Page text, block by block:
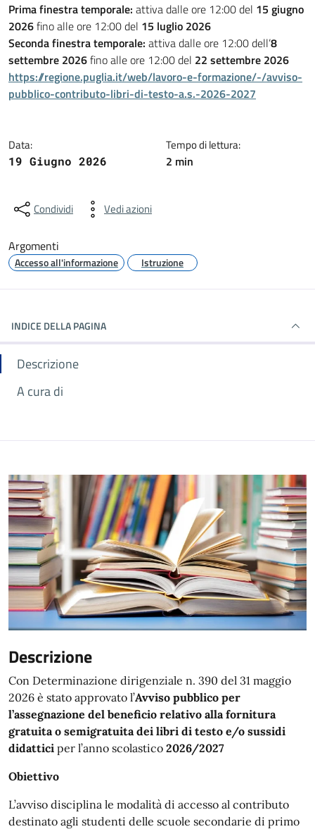
Prima finestra temporale: attiva dalle ore 12:00 del 15 giugno
2026fino alle ore 12:00 del 15 luglio 2026
Seconda finestra temporale: attiva dalle ore 12:00 dell’8
settembre 2026fino alle ore 12:00 del 22 settembre 2026
https://regione.puglia.it/web/lavoro-e-formazione/-/avviso-
pubblico-contributo-libri-di-testo-a.s.-2026-2027
Data:
19 Giugno 2026
Tempo di lettura:
2 min
Condividi Vedi azioni
Argomenti
Accesso all'informazione Istruzione
INDICE DELLA PAGINA
Descrizione
A cura di
Descrizione
Con Determinazione dirigenziale n. 390 del 31 maggio
2026 è stato approvato l’Avviso pubblico per
l’assegnazione del beneficio relativo alla fornitura
gratuita o semigratuita dei libri di testo e/o sussidi
didattici per l’anno scolastico 2026/2027
Obiettivo
L’avviso disciplina le modalità di accesso al contributo
destinato agli studenti delle scuole secondarie di primo